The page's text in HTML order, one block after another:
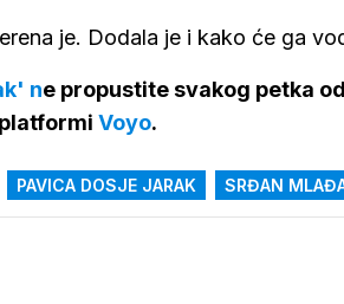
je. Dodala je i kako će ga
ne propustite svakog petka
Voyo.
PAVICA DOSJE JARAK SRĐAN